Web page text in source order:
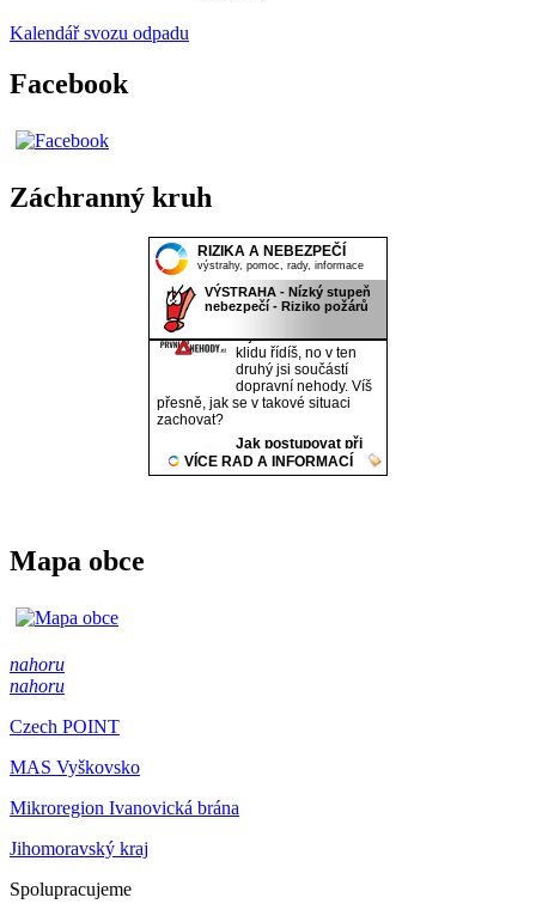
Kalendář svozu odpadu
Facebook
Záchranný kruh
Mapa obce
nahoru
nahoru
Czech POINT
MAS Vyškovsko
Mikroregion Ivanovická brána
Jihomoravský kraj
Spolupracujeme